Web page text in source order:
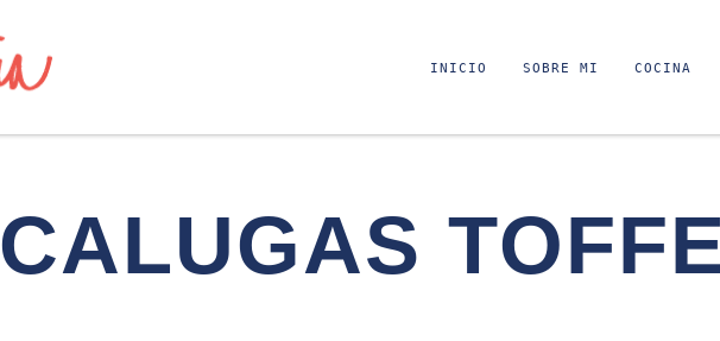
INICIO SOBRE MI COCINA
CALUGAS